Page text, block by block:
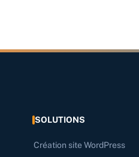
SOLUTIONS
Création site WordPress